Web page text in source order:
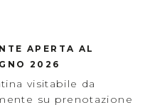
APERTA AL
2026
visitabile da
su prenotazione